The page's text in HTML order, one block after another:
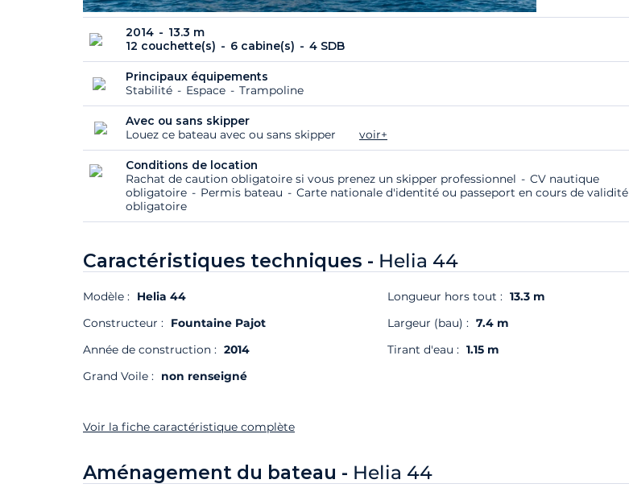
2014
13.3 m
12 couchette(s)
6 cabine(s) 4 SDB
Principaux équipements
Stabilité
Espace Trampoline
Avec ou sans skipper
Louez ce bateau avec ou sans skipper
voir+
Conditions de location
Rachat de caution obligatoire si vous prenez un skipper professionnel
CV nautique
obligatoire
Permis bateau
Carte nationale d'identité ou passeport en cours de validité
obligatoire
Caractéristiques techniques - Helia 44
Modèle : Helia 44
Constructeur : Fountaine Pajot
Année de construction : 2014
Grand Voile : non renseigné
Longueur hors tout : 13.3 m
Largeur (bau) : 7.4 m
Tirant d'eau : 1.15 m
Voir la fiche caractéristique complète
Aménagement du bateau - Helia 44